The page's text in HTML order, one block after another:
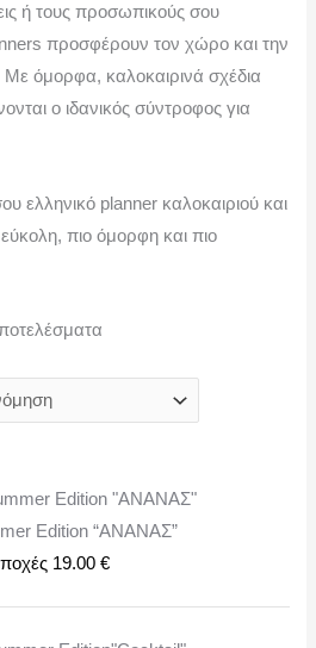
ή τους προσωπικούς σου
προσφέρουν τον χώρο και την
Με όμορφα, καλοκαιρινά σχέδια
ο ιδανικός σύντροφος για
ελληνικό planner καλοκαιριού και
πιο όμορφη και πιο
Edition “ΑΝΑΝΑΣ”
19.00 €